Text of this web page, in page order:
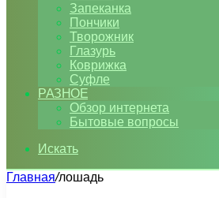
Запеканка
Пончики
Творожник
Глазурь
Коврижка
Суфле
РАЗНОЕ
Обзор интернета
Бытовые вопросы
Искать
Главная/лошадь